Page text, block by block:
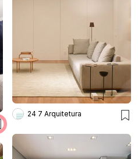
24 7 Arquitetura